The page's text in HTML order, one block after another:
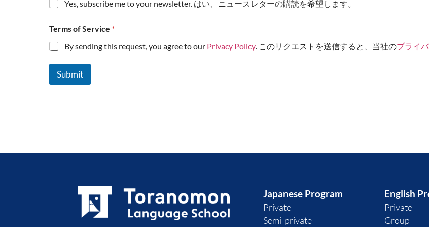
Yes, subscribe me to your newsletter. はい、ニュースレターの購読を希望します。
Terms of Service *
By sending this request, you agree to our Privacy Policy . このリクエストを送信すると、当社のプライ
Submit
Japanese Program
Private
Semi-private
English
Private
Group